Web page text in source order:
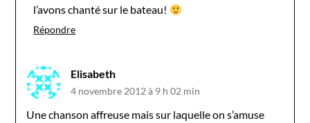
l’avons chanté sur le bateau!
Répondre
Elisabeth
4 novembre 2012 à 9 h 02 min
Une chanson affreuse mais sur laquelle on s’amuse